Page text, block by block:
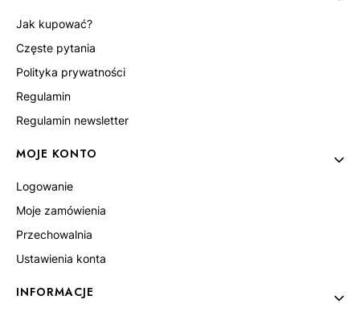
Jak kupować?
Częste pytania
Polityka prywatności
Regulamin
Regulamin newsletter
MOJE KONTO
Logowanie
Moje zamówienia
Przechowalnia
Ustawienia konta
INFORMACJE